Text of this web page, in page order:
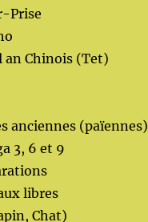
Prise
an Chinois (Tet)
anciennes (païennes)
3, 6 et 9
libres
Chat)